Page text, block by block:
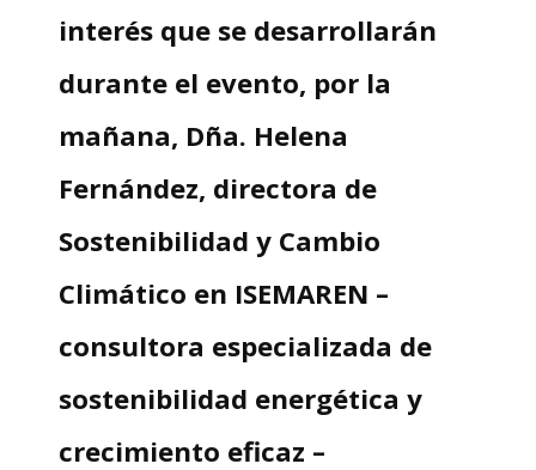
interés que se desarrollarán
durante el evento, por la
mañana, Dña. Helena
Fernández, directora de
Sostenibilidad y Cambio
Climático en ISEMAREN –
consultora especializada de
sostenibilidad energética y
crecimiento eficaz –